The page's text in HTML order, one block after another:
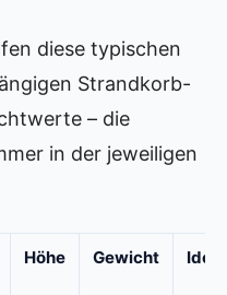
diese typischen
Strandkorb-
– die
in der jeweiligen
Höhe Gewicht